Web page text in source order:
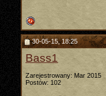
30-05-15, 18:25
Bass1
Zarejestrowany: Mar 2015
Postów: 102